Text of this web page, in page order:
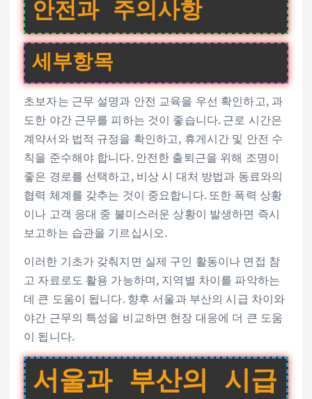
안전과 주의사항
세부항목
초보자는 근무 설명과 안전 교육을 우선 확인하고, 과
도한 야간 근무를 피하는 것이 좋습니다. 근로 시간은
계약서와 법적 규정을 확인하고, 휴게시간 및 안전 수
칙을 준수해야 합니다. 안전한 출퇴근을 위해 조명이
좋은 경로를 선택하고, 비상 시 대처 방법과 동료와의
협력 체계를 갖추는 것이 중요합니다. 또한 폭력 상황
이나 고객 응대 중 불미스러운 상황이 발생하면 즉시
보고하는 습관을 기르십시오.
이러한 기초가 갖춰지면 실제 구인 활동이나 면접 참
고 자료로도 활용 가능하며, 지역별 차이를 파악하는
데 큰 도움이 됩니다. 향후 서울과 부산의 시급 차이와
야간 근무의 특성을 비교하면 현장 대응에 더 큰 도움
이 됩니다.
서울과 부산의 시급